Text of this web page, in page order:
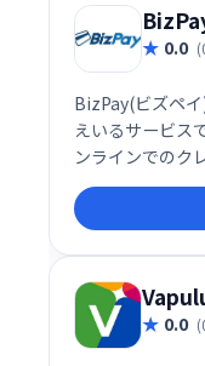
0.0
BizPay(ビズペ
えいるサービス
ンラインでのク
困っている企
0.0